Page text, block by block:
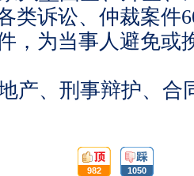
类诉讼、仲裁案件
，为当事人避免或
产、刑事辩护、合
顶:
982
踩:
1050